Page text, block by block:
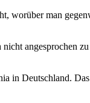
worüber man
angesprochen zu
in Deutschland.